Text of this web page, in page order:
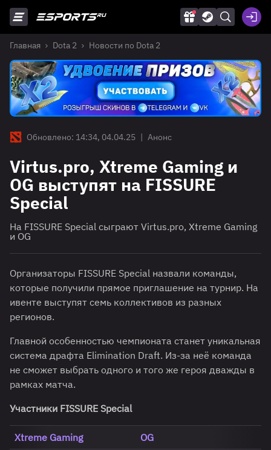
Главная Dota 2 Новости по Dota 2
Обновлено: 14:34, 04.04.25 | Анонс
Virtus.pro, Xtreme Gaming и
OG выступят на FISSURE
Special
На FISSURE Special сыграют Virtus.pro, Xtreme Gaming
и OG
Организаторы FISSURE Special назвали команды,
которые получили прямое приглашение на турнир. На
ивенте выступят семь коллективов из разных
регионов.
Главной особенностью чемпионата станет уникальная
система драфта Elimination Draft. Из-за неё команда
не сможет выбрать одного и того же героя дважды в
рамках матча.
Участники FISSURE Special
Xtreme Gaming
OG